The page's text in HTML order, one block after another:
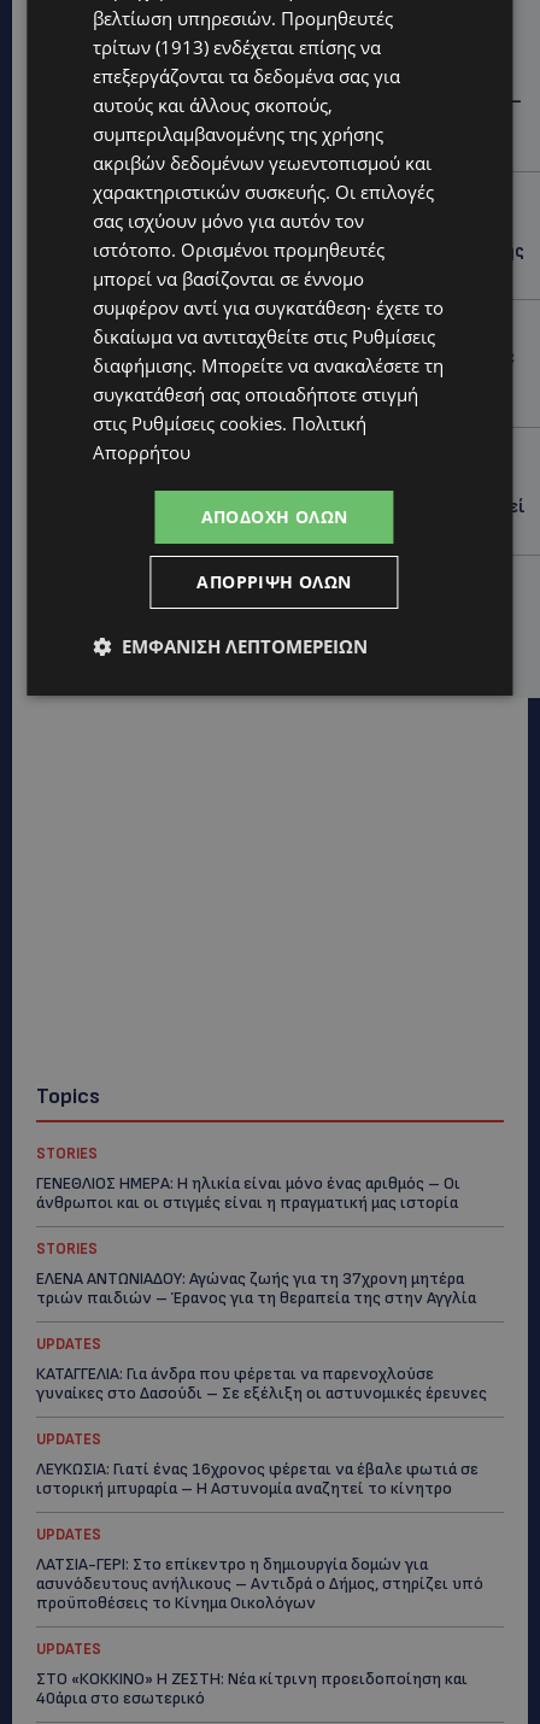
Hot this week
STORIES
ΓΕΝΕΘΛΙΟΣ ΗΜΕΡΑ: Η ηλικία είναι μόνο ένας αριθμός –
Οι άνθρωποι και οι στιγμές είναι η πραγματική μας
ιστορία
STORIES
ΕΛΕΝΑ ΑΝΤΩΝΙΑΔΟΥ: Αγώνας ζωής για τη 37χρονη
μητέρα τριών παιδιών – Έρανος για τη θεραπεία της
στην Αγγλία
UPDATES
ΚΑΤΑΓΓΕΛΙΑ: Για άνδρα που φέρεται να παρενοχλούσε
γυναίκες στο Δασούδι – Σε εξέλιξη οι αστυνομικές
έρευνες
UPDATES
ΛΕΥΚΩΣΙΑ: Γιατί ένας 16χρονος φέρεται να έβαλε
φωτιά σε ιστορική μπυραρία – Η Αστυνομία αναζητεί
ΛΑΤΣΙΑ-ΓΕΡΙ: Στο επίκεντρο η δημιουργία δομών για
ασυνόδευτους ανήλικους – Αντιδρά ο Δήμος,
στηρίζει υπό προϋποθέσεις το Κίνημα Οικολόγων
Topics
STORIES
ΓΕΝΕΘΛΙΟΣ ΗΜΕΡΑ: Η ηλικία είναι μόνο ένας αριθμός – Οι
άνθρωποι και οι στιγμές είναι η πραγματική μας ιστορία
STORIES
ΕΛΕΝΑ ΑΝΤΩΝΙΑΔΟΥ: Αγώνας ζωής για τη 37χρονη μητέρα
τριών παιδιών – Έρανος για τη θεραπεία της στην Αγγλία
UPDATES
ΚΑΤΑΓΓΕΛΙΑ: Για άνδρα που φέρεται να παρενοχλούσε
γυναίκες στο Δασούδι – Σε εξέλιξη οι αστυνομικές έρευνες
UPDATES
ΛΕΥΚΩΣΙΑ: Γιατί ένας 16χρονος φέρεται να έβαλε φωτιά σε
ιστορική μπυραρία – Η Αστυνομία αναζητεί το κίνητρο
UPDATES
ΛΑΤΣΙΑ-ΓΕΡΙ: Στο επίκεντρο η δημιουργία δομών για
ασυνόδευτους ανήλικους – Αντιδρά ο Δήμος, στηρίζει υπό
προϋποθέσεις το Κίνημα Οικολόγων
UPDATES
ΣΤΟ «ΚΟΚΚΙΝΟ» Η ΖΕΣΤΗ: Νέα κίτρινη προειδοποίηση και
40άρια στο εσωτερικό
βελτίωση υπηρεσιών. Προμηθευτές
τρίτων (1913) ενδέχεται επίσης να
επεξεργάζονται τα δεδομένα σας για
αυτούς και άλλους σκοπούς,
συμπεριλαμβανομένης της χρήσης
ακριβών δεδομένων γεωεντοπισμού και
χαρακτηριστικών συσκευής. Οι επιλογές
σας ισχύουν μόνο για αυτόν τον
ιστότοπο. Ορισμένοι προμηθευτές
μπορεί να βασίζονται σε έννομο
συμφέρον αντί για συγκατάθεση· έχετε το
δικαίωμα να αντιταχθείτε στις Ρυθμίσεις
διαφήμισης. Μπορείτε να ανακαλέσετε τη
συγκατάθεσή σας οποιαδήποτε στιγμή
στις Ρυθμίσεις cookies. Πολιτική
Απορρήτου
ΑΠΟΔΟΧΉ ΌΛΩΝ
ΑΠΌΡΡΙΨΗ ΌΛΩΝ
ΕΜΦΆΝΙΣΗ ΛΕΠΤΟΜΕΡΕΙΏΝ